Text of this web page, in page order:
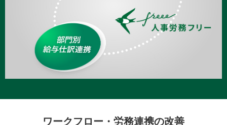
ワークフロー・労務連携の改善